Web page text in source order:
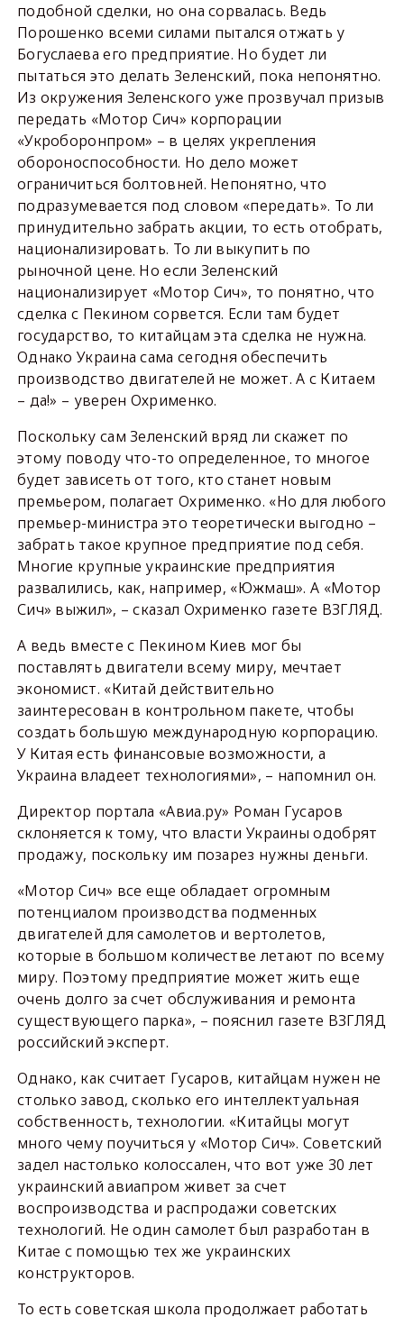
подобной сделки, но она сорвалась. Ведь
Порошенко всеми силами пытался отжать у
Богуслаева его предприятие. Но будет ли
пытаться это делать Зеленский, пока непонятно.
Из окружения Зеленского уже прозвучал призыв
передать «Мотор Сич» корпорации
«Укроборонпром» – в целях укрепления
обороноспособности. Но дело может
ограничиться болтовней. Непонятно, что
подразумевается под словом «передать». То ли
принудительно забрать акции, то есть отобрать,
национализировать. То ли выкупить по
рыночной цене. Но если Зеленский
национализирует «Мотор Сич», то понятно, что
сделка с Пекином сорвется. Если там будет
государство, то китайцам эта сделка не нужна.
Однако Украина сама сегодня обеспечить
производство двигателей не может. А с Китаем
– да!» – уверен Охрименко.
Поскольку сам Зеленский вряд ли скажет по
этому поводу что-то определенное, то многое
будет зависеть от того, кто станет новым
премьером, полагает Охрименко. «Но для любого
премьер-министра это теоретически выгодно –
забрать такое крупное предприятие под себя.
Многие крупные украинские предприятия
развалились, как, например, «Южмаш». А «Мотор
Сич» выжил», – сказал Охрименко газете ВЗГЛЯД.
А ведь вместе с Пекином Киев мог бы
поставлять двигатели всему миру, мечтает
экономист. «Китай действительно
заинтересован в контрольном пакете, чтобы
создать большую международную корпорацию.
У Китая есть финансовые возможности, а
Украина владеет технологиями», – напомнил он.
Директор портала «Авиа.ру» Роман Гусаров
склоняется к тому, что власти Украины одобрят
продажу, поскольку им позарез нужны деньги.
«Мотор Сич» все еще обладает огромным
потенциалом производства подменных
двигателей для самолетов и вертолетов,
которые в большом количестве летают по всему
миру. Поэтому предприятие может жить еще
очень долго за счет обслуживания и ремонта
существующего парка», – пояснил газете ВЗГЛЯД
российский эксперт.
Однако, как считает Гусаров, китайцам нужен не
столько завод, сколько его интеллектуальная
собственность, технологии. «Китайцы могут
много чему поучиться у «Мотор Сич». Советский
задел настолько колоссален, что вот уже 30 лет
украинский авиапром живет за счет
воспроизводства и распродажи советских
технологий. Не один самолет был разработан в
Китае с помощью тех же украинских
конструкторов.
То есть советская школа продолжает работать